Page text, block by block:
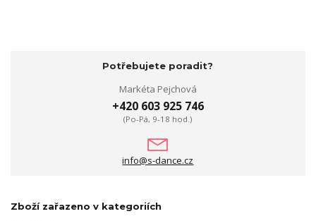
Potřebujete poradit?
Markéta Pejchová
+420 603 925 746
(Po-Pá, 9-18 hod.)
info@s-dance.cz
Zboží zařazeno v kategoriích